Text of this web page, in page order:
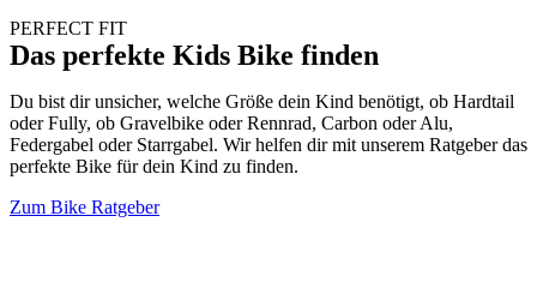
PERFECT FIT
Das perfekte Kids Bike finden
Du bist dir unsicher, welche Größe dein Kind benötigt, ob Hardtail
oder Fully, ob Gravelbike oder Rennrad, Carbon oder Alu,
Federgabel oder Starrgabel. Wir helfen dir mit unserem Ratgeber das
perfekte Bike für dein Kind zu finden.
Zum Bike Ratgeber